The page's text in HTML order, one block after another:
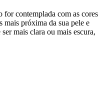
for contemplada com as cores
mais próxima da sua pele e
mais clara ou mais escura,